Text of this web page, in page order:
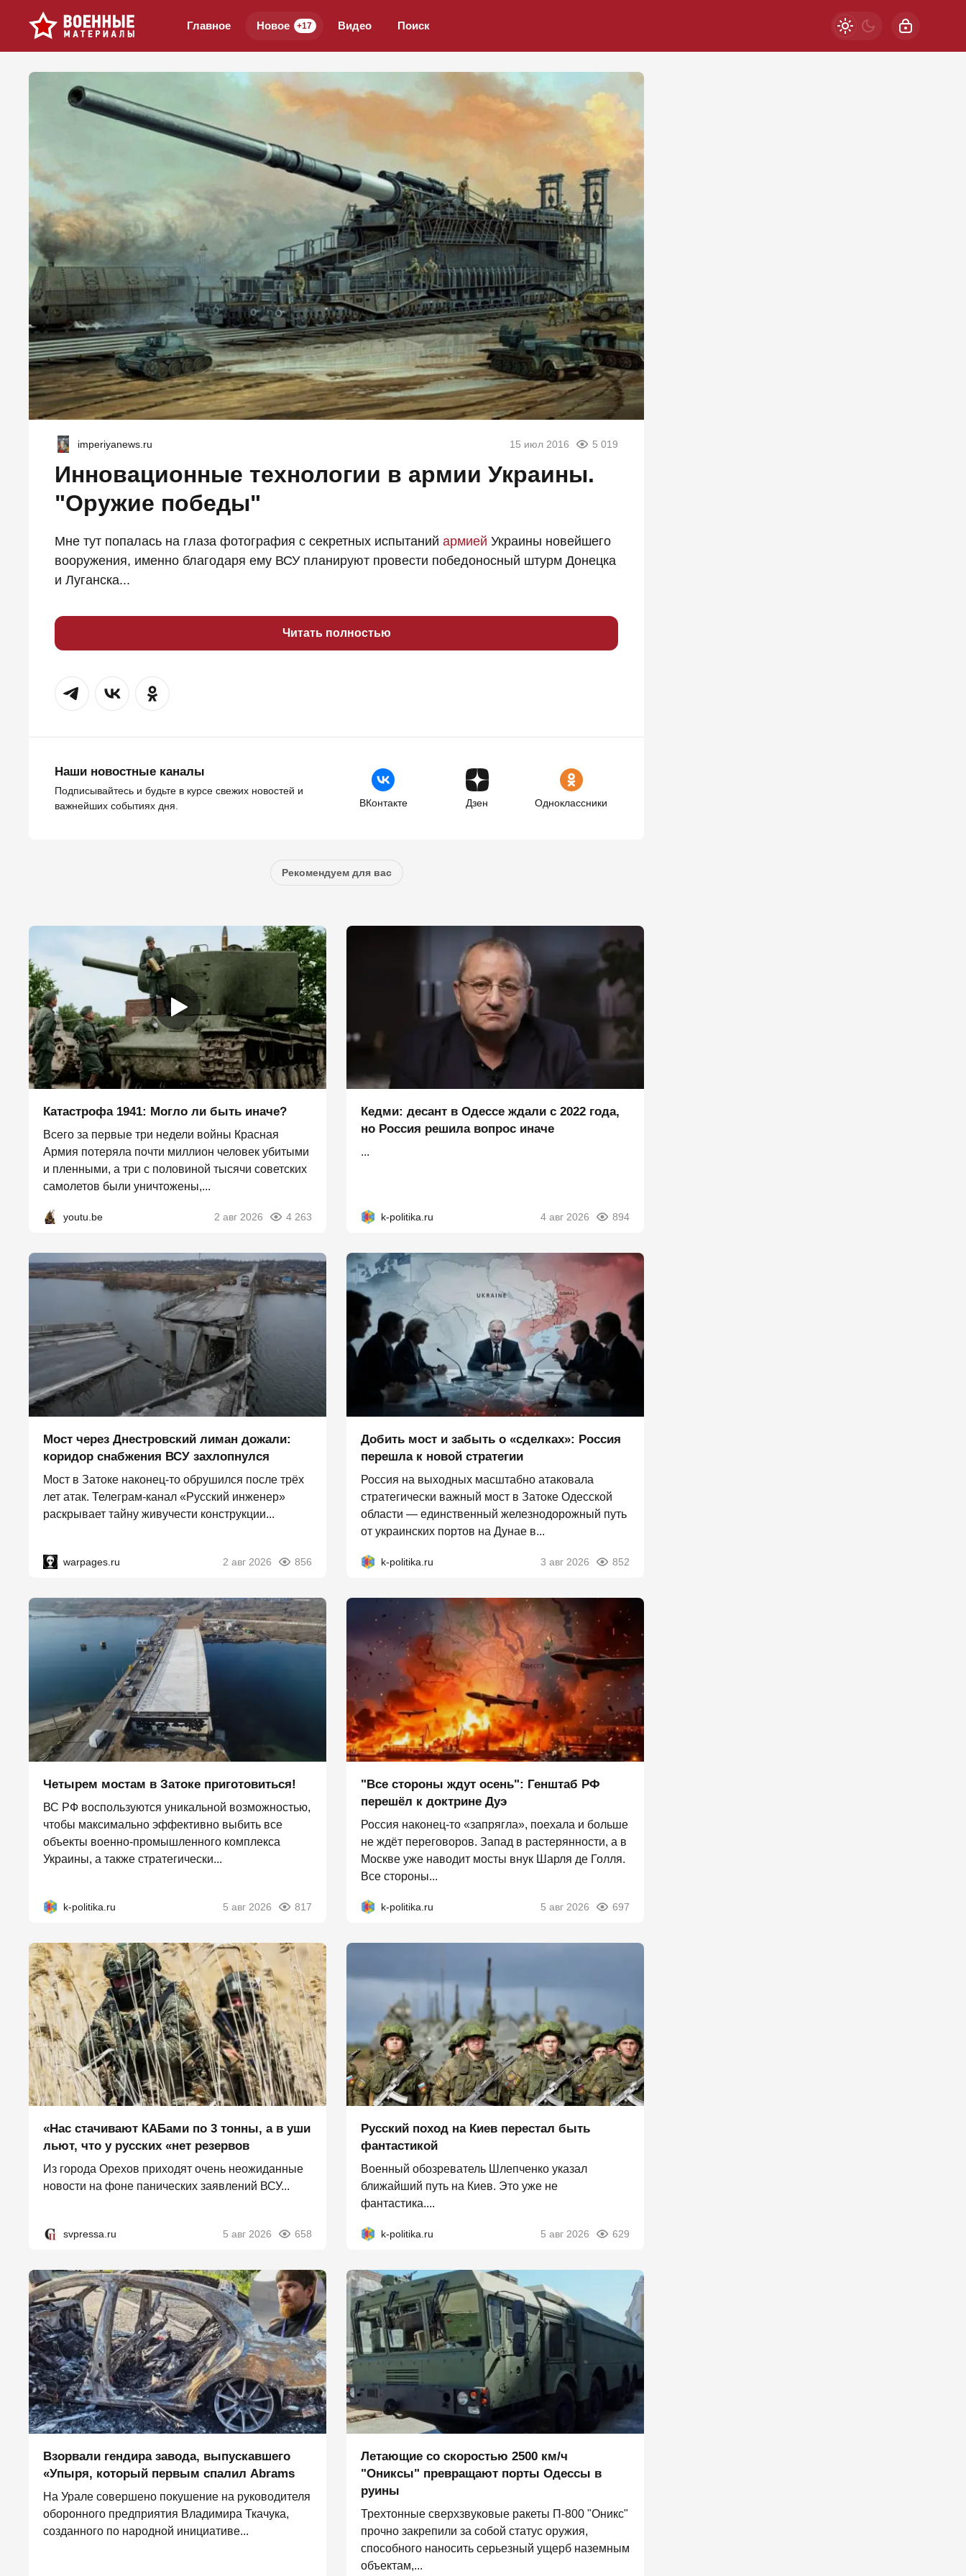
Главное Новое +17 Видео Поиск
imperiyanews.ru 15 июл 2016 5 019
Инновационные технологии в армии Украины.
"Оружие победы"
Мне тут попалась на глаза фотография с секретных испытаний армией Украины новейшего
вооружения, именно благодаря ему ВСУ планируют провести победоносный штурм Донецка
и Луганска...
Читать полностью
Наши новостные каналы
Подписывайтесь и будьте в курсе свежих новостей и
важнейших событиях дня.
ВКонтакте Дзен Одноклассники
Рекомендуем для вас
Катастрофа 1941: Могло ли быть иначе?
Всего за первые три недели войны Красная
Армия потеряла почти миллион человек убитыми
и пленными, а три с половиной тысячи советских
самолетов были уничтожены,...
youtu.be 2 авг 2026 4 263
Кедми: десант в Одессе ждали с 2022 года,
но Россия решила вопрос иначе
...
k-politika.ru 4 авг 2026 894
Мост через Днестровский лиман дожали:
коридор снабжения ВСУ захлопнулся
Мост в Затоке наконец-то обрушился после трёх
лет атак. Телеграм-канал «Русский инженер»
раскрывает тайну живучести конструкции...
warpages.ru 2 авг 2026 856
Добить мост и забыть о «сделках»: Россия
перешла к новой стратегии
Россия на выходных масштабно атаковала
стратегически важный мост в Затоке Одесской
области — единственный железнодорожный путь
от украинских портов на Дунае в...
k-politika.ru 3 авг 2026 852
Четырем мостам в Затоке приготовиться!
ВС РФ воспользуются уникальной возможностью,
чтобы максимально эффективно выбить все
объекты военно-промышленного комплекса
Украины, а также стратегически...
k-politika.ru 5 авг 2026 817
"Все стороны ждут осень": Генштаб РФ
перешёл к доктрине Дуэ
Россия наконец-то «запрягла», поехала и больше
не ждёт переговоров. Запад в растерянности, а в
Москве уже наводит мосты внук Шарля де Голля.
Все стороны...
k-politika.ru 5 авг 2026 697
«Нас стачивают КАБами по 3 тонны, а в уши
льют, что у русских «нет резервов
Из города Орехов приходят очень неожиданные
новости на фоне панических заявлений ВСУ...
svpressa.ru 5 авг 2026 658
Русский поход на Киев перестал быть
фантастикой
Военный обозреватель Шлепченко указал
ближайший путь на Киев. Это уже не
фантастика....
k-politika.ru 5 авг 2026 629
Взорвали гендира завода, выпускавшего
«Упыря, который первым спалил Abrams
На Урале совершено покушение на руководителя
оборонного предприятия Владимира Ткачука,
созданного по народной инициативе...
Летающие со скоростью 2500 км/ч
"Ониксы" превращают порты Одессы в
руины
Трехтонные сверхзвуковые ракеты П‑800 "Оникс"
прочно закрепили за собой статус оружия,
способного наносить серьезный ущерб наземным
объектам,...